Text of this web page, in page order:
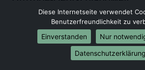
Umzug von Augsburg nach Berlin
Umzug von Augsburg nach
Umzug von Augsburg nach
Umzug von Augsburg nach Köln
Umzug von Augsburg nach
Diese Internetseite verwendet
Benutzerfreundlichkeit zu
Einverstanden
Nur
Datenschutzerklärung